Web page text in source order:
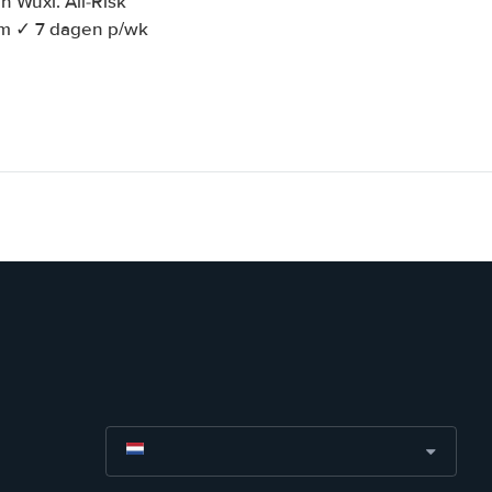
✓ 7 dagen p/wk